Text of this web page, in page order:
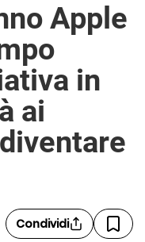
Apple
in
ai
Condividi